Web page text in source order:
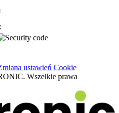
ustawień Cookie
Wszelkie prawa